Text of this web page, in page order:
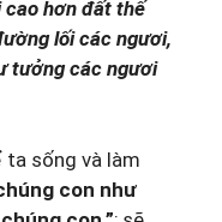
cao hơn đất thế
lối các ngươi,
tưởng các ngươi
sống và làm
con như